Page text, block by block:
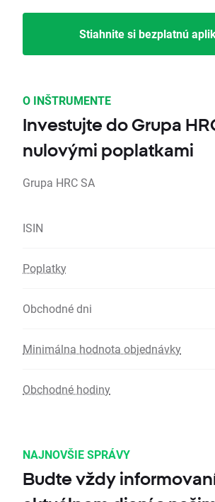
Stiahnite si bezplatnú
O INŠTRUMENTE
Investujte do Grupa
nulovými poplatkami
Grupa HRC SA
ISIN
Poplatky
Obchodné dni
Minimálna hodnota objednávky
Obchodné hodiny
NAJNOVŠIE SPRÁVY
Budte vždy